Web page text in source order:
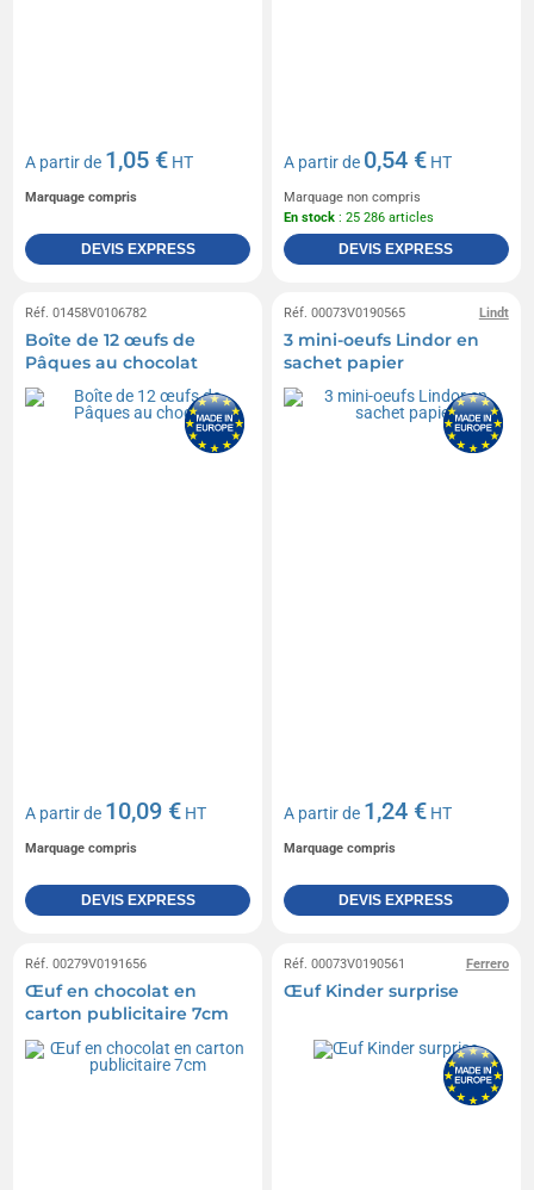
A partir de 1,05 € HT
Marquage compris
DEVIS EXPRESS
A partir de 0,54 € HT
Marquage non compris
En stock : 25 286 articles
DEVIS EXPRESS
Réf. 01458V0106782
Boîte de 12 œufs de
Pâques au chocolat
A partir de 10,09 € HT
Marquage compris
DEVIS EXPRESS
Lindt
Réf. 00073V0190565
3 mini-oeufs Lindor en
sachet papier
A partir de 1,24 € HT
Marquage compris
DEVIS EXPRESS
Réf. 00279V0191656
Œuf en chocolat en
carton publicitaire 7cm
Ferrero
Réf. 00073V0190561
Œuf Kinder surprise